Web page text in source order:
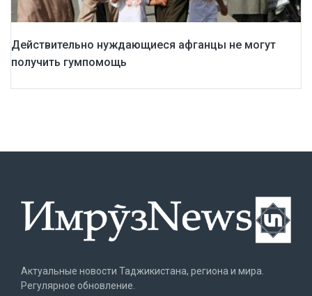
Действительно нуждающиеся афганцы не могут
получить гумпомощь
Актуальные новости Таджикистана, региона и мира.
Регулярное обновление.